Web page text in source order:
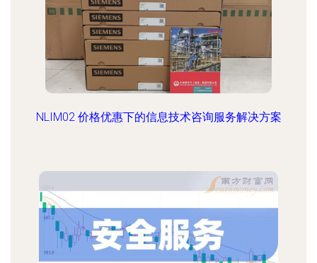
NLIM02 价格优惠下的信息技术咨询服务解决方案